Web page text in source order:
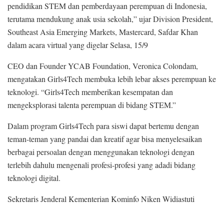
pendidikan STEM dan pemberdayaan perempuan di Indonesia,
terutama mendukung anak usia sekolah,” ujar Division President,
Southeast Asia Emerging Markets, Mastercard, Safdar Khan
dalam acara virtual yang digelar Selasa, 15/9
CEO dan Founder YCAB Foundation, Veronica Colondam,
mengatakan Girls4Tech membuka lebih lebar akses perempuan ke
teknologi. “Girls4Tech memberikan kesempatan dan
mengeksplorasi talenta perempuan di bidang STEM.”
Dalam program Girls4Tech para siswi dapat bertemu dengan
teman-teman yang pandai dan kreatif agar bisa menyelesaikan
berbagai persoalan dengan menggunakan teknologi dengan
terlebih dahulu mengenali profesi-profesi yang adadi bidang
teknologi digital.
Sekretaris Jenderal Kementerian Kominfo Niken Widiastuti